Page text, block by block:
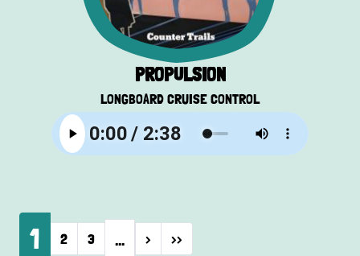
PROPULSION
LONGBOARD CRUISE CONTROL
Pagination
1 2 3 … › Next page
››